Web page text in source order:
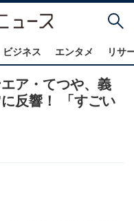
ビジネス エンタメ リサ
ア・てつや、義
反響！ 「すごい